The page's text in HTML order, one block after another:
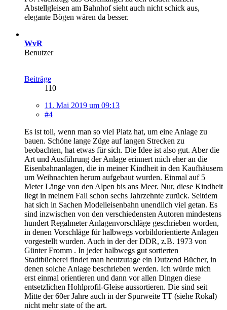
Abstellgleisen am Bahnhof sieht auch nicht schick aus,
elegante Bögen wären da besser.
WvR
Benutzer
Beiträge
110
11. Mai 2019 um 09:13
#4
Es ist toll, wenn man so viel Platz hat, um eine Anlage zu
bauen. Schöne lange Züge auf langen Strecken zu
beobachten, hat etwas für sich. Die Idee ist also gut. Aber die
Art und Ausführung der Anlage erinnert mich eher an die
Eisenbahnanlagen, die in meiner Kindheit in den Kaufhäusern
um Weihnachten herum aufgebaut wurden. Einmal auf 5
Meter Länge von den Alpen bis ans Meer. Nur, diese Kindheit
liegt in meinem Fall schon sechs Jahrzehnte zurück. Seitdem
hat sich in Sachen Modelleisenbahn unendlich viel getan. Es
sind inzwischen von den verschiedensten Autoren mindestens
hundert Regalmeter Anlagenvorschläge geschrieben worden,
in denen Vorschläge für halbwegs vorbildorientierte Anlagen
vorgestellt wurden. Auch in der der DDR, z.B. 1973 von
Günter Fromm . In jeder halbwegs gut sortierten
Stadtbücherei findet man heutzutage ein Dutzend Bücher, in
denen solche Anlage beschrieben werden. Ich würde mich
erst einmal orientieren und dann vor allen Dingen diese
entsetzlichen Hohlprofil-Gleise aussortieren. Die sind seit
Mitte der 60er Jahre auch in der Spurweite TT (siehe Rokal)
nicht mehr state of the art.